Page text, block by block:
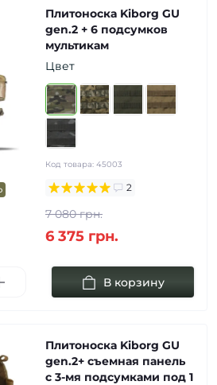
Плитоноска Kiborg GU
gen.2 + 6 подсумков
мультикам
Цвет
Код товара: 45003
2
7 080 грн.
6 375 грн.
В корзину
Плитоноска Kiborg GU
gen.2+ съемная панель
с 3-мя подсумками под 1